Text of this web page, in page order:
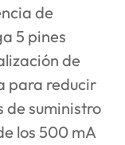
de
5 pines
de
para reducir
de suministro
los 500 mA